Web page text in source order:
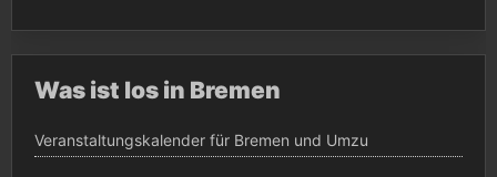
Was ist los in Bremen
Veranstaltungskalender für Bremen und Umzu